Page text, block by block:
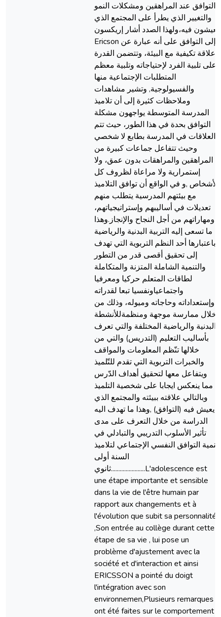
التوافق عند المراهقين ومشكلات النمو
والتغيير الذي يطرأ على المجتمع الذي
يعيشون فيه،ولهذا الصدد أشار إريكسون
Ericson إلى التوافق على أنه عبارة عن
علاقة تكيفية مع البيئة، وتتضمن القدرة
على تلبية الفرد لإحتياجاته وتلبية معظم
المتطلبات الإجتماعية منها
والفسيولوجية, وتشير مشاهدات
وملاحظات كثيرة إلى أن تلاميذ
المدرسة المتوسطة يواجهون مشكلة
التوافق بحدة في هذا الطور، حيث تتم
العلاقات في المدرسة بطابع لا شخصي
وحيث تتفاعل جماعات كبيرة من
المراهقين والمراهقات بدون عمق، ولا
إستمرارية ولا مراعاة لظروف كل
الأشخاص ,و في الواقع أن توافق التلاميذ
مع بيئتهم المدرسية يتطلب منهم
تعديلات في أساليبهم وإستراتيجياتهم،
ومهاراتهم من أجل النجاح والإنجاز.وهذا
ما تسعى إليه التربية البدنية والرياضية
باعتبارها أحد النظم التربوية التي تهدف
إلى تحقيق أقصى قدر من التطور
والتنمية الشاملة المتزنة والمتكاملة
لطاقات المتعلم حركيا ومعرفيا
واجتماعياونفسيا تبعا لقدراته
وإستعداداته وحاجاته وميوله، وذلك من
خلال ممارسة موجهة ومنظمةللأنشطة
البدنية والرياضية المختلفة والتي تعرف
بأساليب التعليم (التدريس) والتي من
خلالها تنّظم المعلومات والمواقف
والخبرات التربوية التي تقدم للتّلميذ
ويتفاعل معها لتحقيق أهداف الدّرس
مما ينعكس ايجابا على شخصية التلميذ
وبالتالي علاقته ببيئته والمجتمع الذي
يعيش فيه (التوافق) ,وهذا ما تهدف اليه
الدراسة من خلال التعرف على مدى
تأثير الأسلوب التدريبي والتبادلي في
تنمية التوافق النفسي الإجتماعي لتلاميذ
السنة أولى
ثانوي.......................L'adolescence est
une étape importante et sensible
dans la vie de l'être humain par
rapport aux changements et à
l'évolution que subit sa personnalité
,Son entrée au collège durant cette
étape de sa vie , lui pose un
problème d'ajustement avec la
société et d'interaction et ainsi
ERICSSON a pointé du doigt
l'intégration avec son
environnemen,Plusieurs remarques
ont été faites sur le comportement